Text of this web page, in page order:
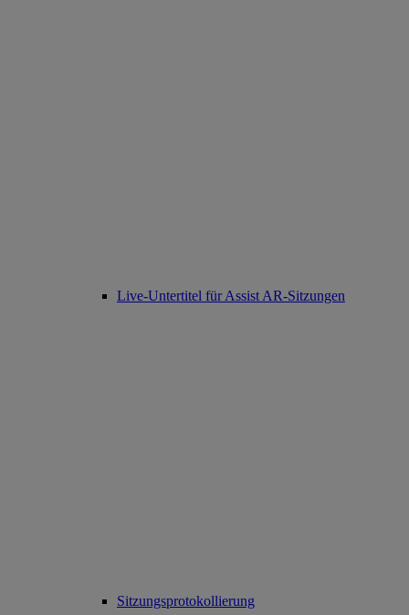
Live-Untertitel für Assist AR-Sitzungen
Sitzungsprotokollierung